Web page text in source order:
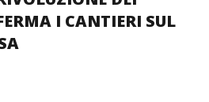
I CANTIERI SUL